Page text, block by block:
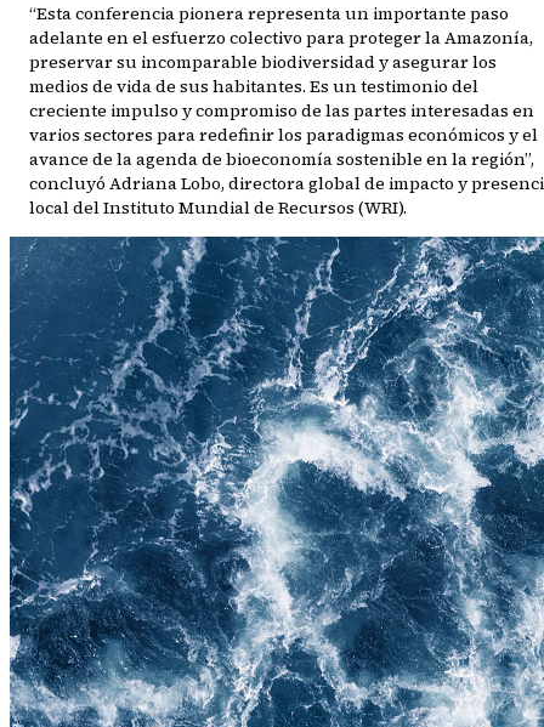
“Esta conferencia pionera representa un importante paso
adelante en el esfuerzo colectivo para proteger la Amazonía,
preservar su incomparable biodiversidad y asegurar los
medios de vida de sus habitantes. Es un testimonio del
creciente impulso y compromiso de las partes interesadas en
varios sectores para redefinir los paradigmas económicos y el
avance de la agenda de bioeconomía sostenible en la región”,
concluyó Adriana Lobo, directora global de impacto y
local del Instituto Mundial de Recursos (WRI).